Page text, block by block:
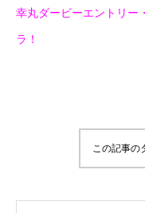
幸丸ダービーエントリー
ラ！
この記事の